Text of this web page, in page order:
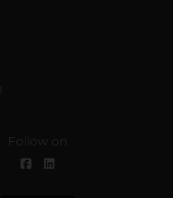
Follow on